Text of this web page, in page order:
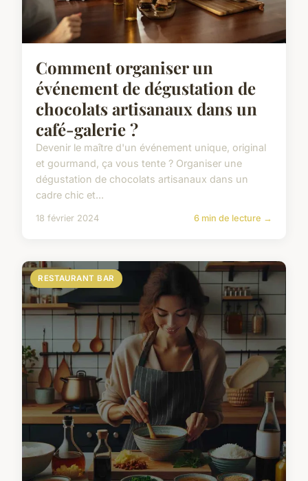
Comment organiser un
événement de dégustation de
chocolats artisanaux dans un
café-galerie ?
Devenir le maître d'un événement unique, original
et gourmand, ça vous tente ? Organiser une
dégustation de chocolats artisanaux dans un
cadre chic et...
18 février 2024 6 min de lecture →
RESTAURANT BAR